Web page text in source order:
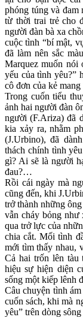
phóng túng và đam
từ thời trai trẻ cho
người đàn bà xa
cuộc tình “bí mật,
đã làm nên sắc
Marquez muốn nói
yếu của tình yêu?”
cô đơn của kẻ
Trong cuốn tiểu
ảnh hai người đàn
người (F.Ariza) đã
kia xảy ra, nhằm
(J.Urbino), đã
thách chính tình
gì? Ai sẽ là người
đau?…
Rồi cái ngày mà
cũng đến, khi
trở thành những
vẫn cháy bỏng
qua trở lực của
chia cắt. Mối tình
mới tìm thấy nhau,
Cả hai trốn lên tàu
hiệu sự hiện diện
sống một kiếp lênh
Câu chuyện tình
cuốn sách, khi mà
yêu” trên dòng